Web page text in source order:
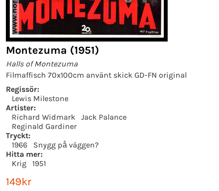
Montezuma (1951)
Halls of Montezuma
Filmaffisch 70x100cm använt skick GD-FN original
Regissör:
Lewis Milestone
Artister:
Richard Widmark
Jack Palance
Reginald Gardiner
Tryckt:
1966
Snygg på väggen?
Hitta mer:
Krig
1951
149kr